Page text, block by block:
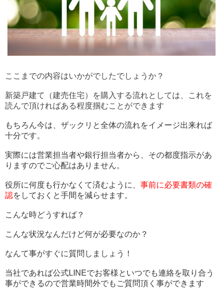
ここまでの内容はいかがでしたでしょうか？
新築戸建て（建売住宅）を購入する流れとしては、これを
読んで頂ければある程度掴むことができます
もちろん今は、ザックリと全体の流れをイメージ出来れば
十分です。
実際には営業担当者や銀行担当者から、その都度指示があ
りますのでご心配はありません。
役所に何度も行かなくて済むように、 事前に必要書類の確
認をしておくと手間を減らせます。
こんな時どうすれば？
こんな状況なんだけど何が必要なのか？
なんて事がすぐに質問しましょう！
当社であれば公式LINEでお客様といつでも連絡を取り合う
事ができるので営業時間外でもご質問頂く事ができます